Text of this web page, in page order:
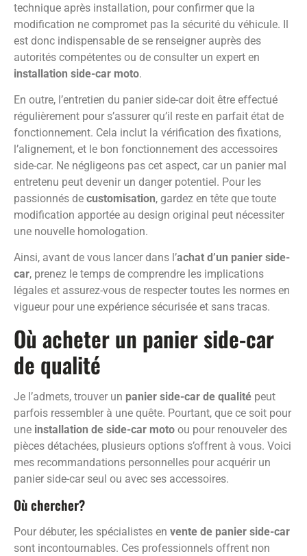
technique après installation, pour confirmer que la
modification ne compromet pas la sécurité du véhicule. Il
est donc indispensable de se renseigner auprès des
autorités compétentes ou de consulter un expert en
installation side-car moto.
En outre, l’entretien du panier side-car doit être effectué
régulièrement pour s’assurer qu’il reste en parfait état de
fonctionnement. Cela inclut la vérification des fixations,
l’alignement, et le bon fonctionnement des accessoires
side-car. Ne négligeons pas cet aspect, car un panier mal
entretenu peut devenir un danger potentiel. Pour les
passionnés de customisation, gardez en tête que toute
modification apportée au design original peut nécessiter
une nouvelle homologation.
Ainsi, avant de vous lancer dans l’achat d’un panier side-
car, prenez le temps de comprendre les implications
légales et assurez-vous de respecter toutes les normes en
vigueur pour une expérience sécurisée et sans tracas.
Où acheter un panier side-car
de qualité
Je l’admets, trouver un panier side-car de qualité peut
parfois ressembler à une quête. Pourtant, que ce soit pour
une installation de side-car moto ou pour renouveler des
pièces détachées, plusieurs options s’offrent à vous. Voici
mes recommandations personnelles pour acquérir un
panier side-car seul ou avec ses accessoires.
Où chercher?
Pour débuter, les spécialistes en vente de panier side-car
sont incontournables. Ces professionnels offrent non